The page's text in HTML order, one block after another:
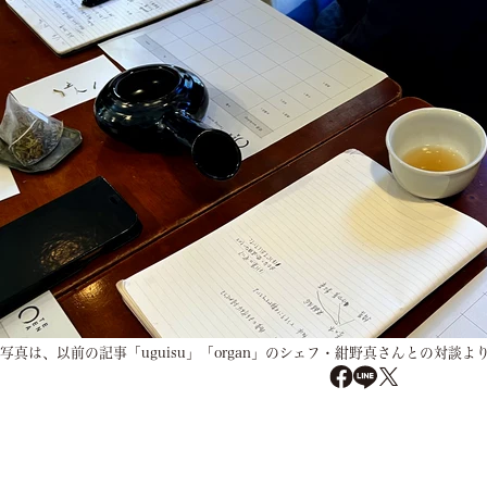
写真は、以前の記事「uguisu」「organ」のシェフ・紺野真さんとの対談よ